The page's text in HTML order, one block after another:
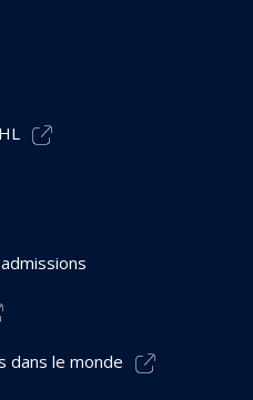
dans le monde